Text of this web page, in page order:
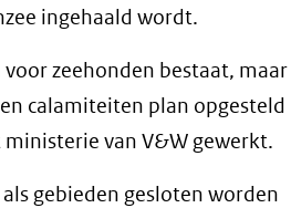
ingehaald wordt.
zeehonden bestaat, maar
calamiteiten plan opgesteld
van V&W gewerkt.
gebieden gesloten worden